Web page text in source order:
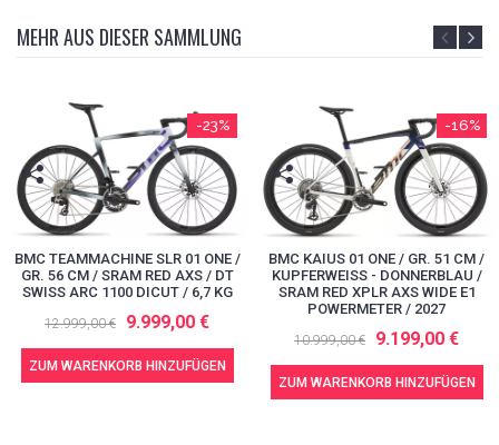
MEHR AUS DIESER SAMMLUNG
-23%
BMC TEAMMACHINE SLR 01 ONE /
GR. 56 CM / SRAM RED AXS / DT
SWISS ARC 1100 DICUT / 6,7 KG
12.999,00 € 9.999,00 €
ZUM WARENKORB HINZUFÜGEN
-16%
BMC KAIUS 01 ONE / GR. 51 CM /
KUPFERWEISS - DONNERBLAU / S
RAM RED XPLR AXS WIDE E1 P
OWERMETER / 2027
10.999,00 € 9.199,00 €
ZUM WARENKORB HINZUFÜGEN